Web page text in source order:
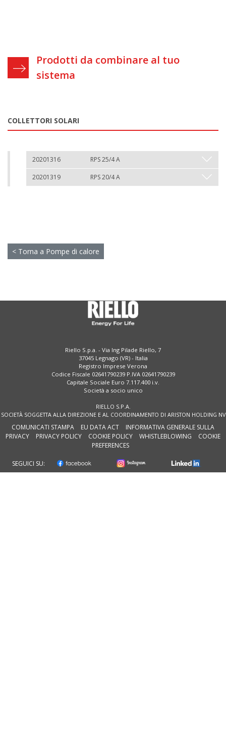
Prodotti da combinare al tuo
sistema
COLLETTORI SOLARI
20201316 RPS 25/4 A
20201319 RPS 20/4 A
< Torna a Pompe di calore
Riello S.p.a. - Via Ing Pilade Riello, 7
37045 Legnago (VR) - Italia
Registro Imprese Verona
Codice Fiscale 02641790239 P.IVA 02641790239
Capitale Sociale Euro 7.117.400 i.v.
Società a socio unico
RIELLO S.P.A.
SOCIETÀ SOGGETTA ALLA DIREZIONE E AL COORDINAMENTO DI ARISTON HOLDING NV
COMUNICATI STAMPA EU DATA ACT
INFORMATIVA GENERALE SULLA
PRIVACY
PRIVACY POLICY COOKIE POLICY WHISTLEBLOWING
COOKIE
PREFERENCES
SEGUICI SU: